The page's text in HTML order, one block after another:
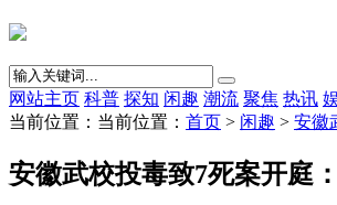
网站主页 科普 探知 闲趣 潮流 聚焦 热讯
当前位置：当前位置： 首页 > 闲趣 > 安徽
安徽武校投毒致7死案开庭